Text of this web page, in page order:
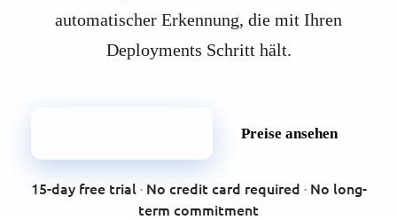
automatischer Erkennung, die mit Ihren
Deployments Schritt hält.
Preise ansehen
15-day free trial· No credit card required · No long-
term commitment